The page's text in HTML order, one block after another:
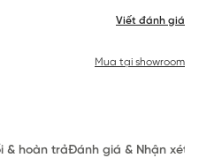
Viết đánh giá
Mua tại showroom
& hoàn trảĐánh giá & Nhận xét